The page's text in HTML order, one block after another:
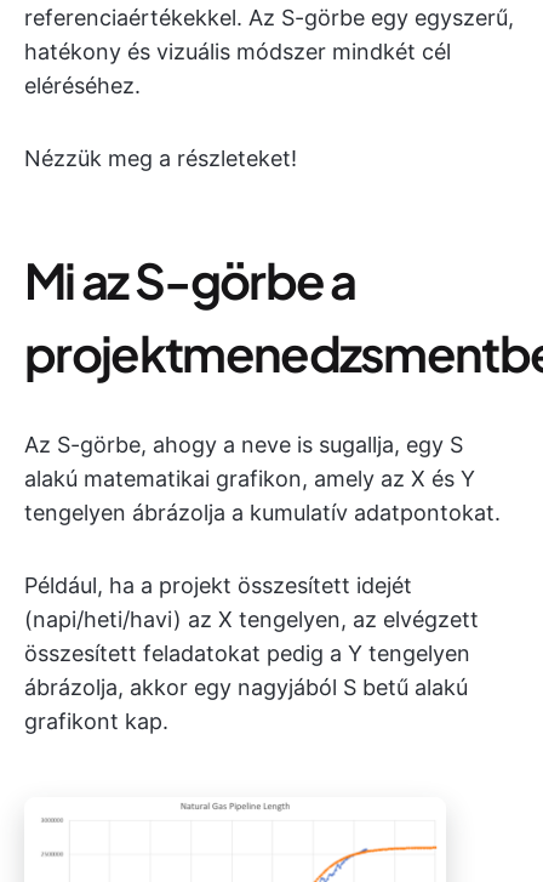
referenciaértékekkel. Az S-görbe egy egyszerű,
hatékony és vizuális módszer mindkét cél
eléréséhez.
Nézzük meg a részleteket!
Mi az S-görbe a
Az S-görbe, ahogy a neve is sugallja, egy S
alakú matematikai grafikon, amely az X és Y
tengelyen ábrázolja a kumulatív adatpontokat.
Például, ha a projekt összesített idejét
(napi/heti/havi) az X tengelyen, az elvégzett
összesített feladatokat pedig a Y tengelyen
ábrázolja, akkor egy nagyjából S betű alakú
grafikont kap.